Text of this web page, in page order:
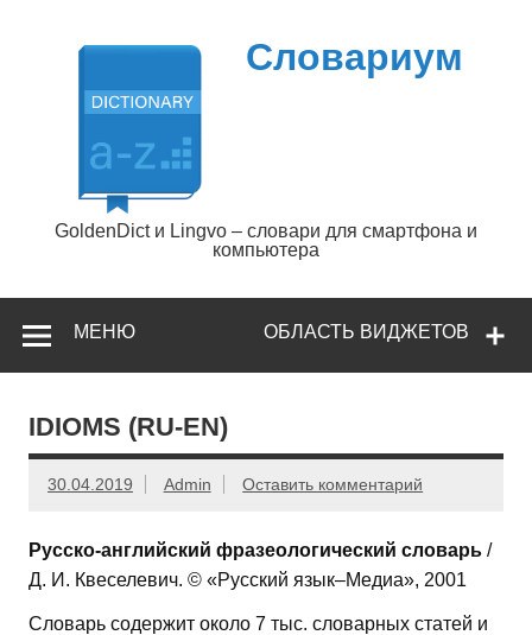
содержимому
Словариум
GoldenDict и Lingvo – словари для смартфона и
компьютера
ОБЛАСТЬ ВИДЖЕТОВ
МЕНЮ
IDIOMS (RU-EN)
30.04.2019 Admin Оставить комментарий
Русско-английский фразеологический словарь /
Д. И. Квеселевич. © «Русский язык–Медиа», 2001
Словарь содержит около 7 тыс. словарных статей и